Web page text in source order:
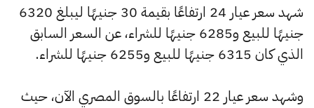
شهد سعر عيار 24 ارتفاعًا بقيمة 30 جنيهًا ليبلغ 6320
جنيهًا للبيع و6285 جنيهًا للشراء، عن السعر السابق
الذي كان 6315 جنيهًا للبيع و6255 جنيهًا للشراء.
وشهد سعر عيار 22 ارتفاعًا بالسوق المصري الآن، حيث